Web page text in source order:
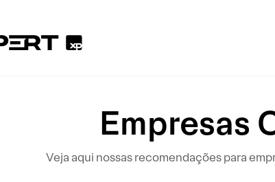
Empresas
Veja aqui nossas recomendações para